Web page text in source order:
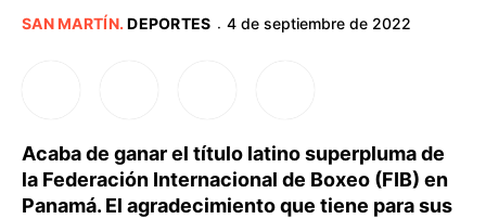
SAN MARTÍN.DEPORTES · 4 de septiembre de 2022
Acaba de ganar el título latino superpluma de
la Federación Internacional de Boxeo (FIB) en
Panamá. El agradecimiento que tiene para sus